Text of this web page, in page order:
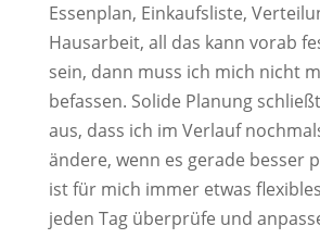
Essenplan, Einkaufsliste,
Hausarbeit, all das kann vorab
sein, dann muss ich mich nicht
befassen. Solide Planung
aus, dass ich im Verlauf
ändere, wenn es gerade besser
ist für mich immer etwas
jeden Tag überprüfe und